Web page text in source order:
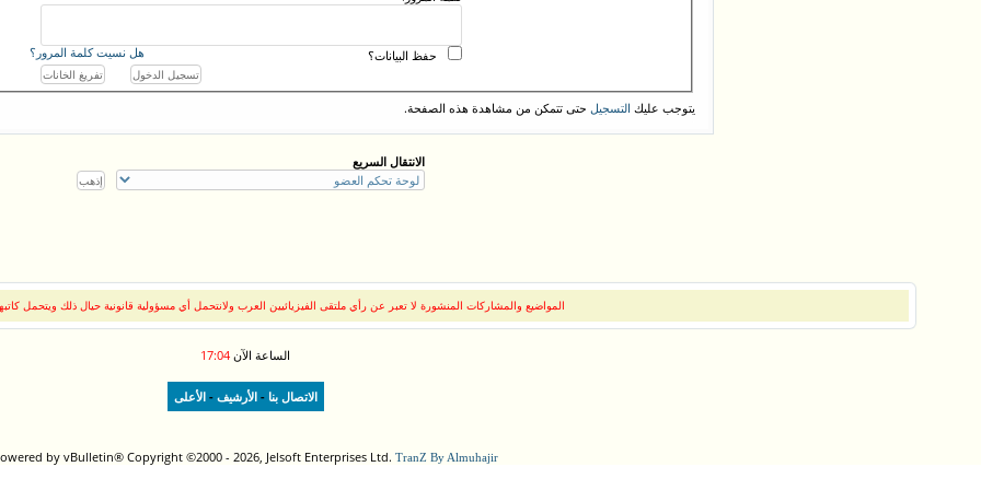
هل نسيت كلمة المرور؟ حفظ البيانات؟
يتوجب عليك التسجيل حتى تتمكن من مشاهدة هذه الصفحة.
الانتقال السريع
المواضيع والمشاركات المنشورة لا تعبر عن رأي ملتقى الفيزيائيين العرب ولانتحمل أي مسؤولية قانونية حيال ذلك ويتحمل
الساعة الآن 17:04
الاتصال بنا -الأرشيف -الأعلى
by vBulletin® Copyright ©2000 - 2026, Jelsoft Enterprises Ltd. TranZ By Almuhajir